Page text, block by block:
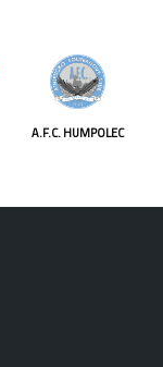
A.F.C. HUMPOLEC